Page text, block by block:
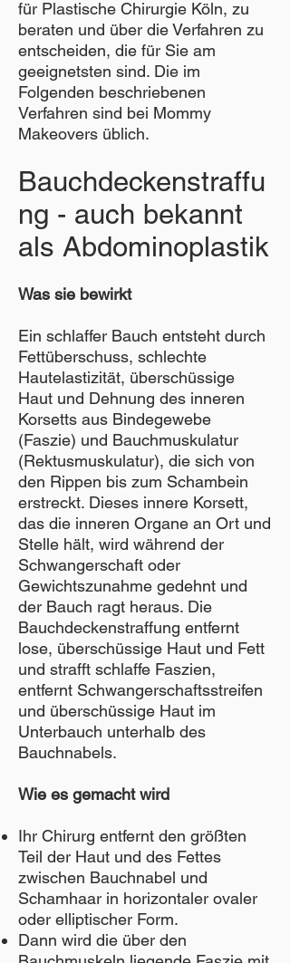
für Plastische Chirurgie Köln, zu
beraten und über die Verfahren zu
entscheiden, die für Sie am
geeignetsten sind. Die im
Folgenden beschriebenen
Verfahren sind bei Mommy
Makeovers üblich.
Bauchdeckenstraffu
ng - auch bekannt
als Abdominoplastik
Was sie bewirkt
Ein schlaffer Bauch entsteht durch
Fettüberschuss, schlechte
Hautelastizität, überschüssige
Haut und Dehnung des inneren
Korsetts aus Bindegewebe
(Faszie) und Bauchmuskulatur
(Rektusmuskulatur), die sich von
den Rippen bis zum Schambein
erstreckt. Dieses innere Korsett,
das die inneren Organe an Ort und
Stelle hält, wird während der
Schwangerschaft oder
Gewichtszunahme gedehnt und
der Bauch ragt heraus. Die
Bauchdeckenstraffung entfernt
lose, überschüssige Haut und Fett
und strafft schlaffe Faszien,
entfernt Schwangerschaftsstreifen
und überschüssige Haut im
Unterbauch unterhalb des
Bauchnabels.
Wie es gemacht wird
Ihr Chirurg entfernt den größten
Teil der Haut und des Fettes
zwischen Bauchnabel und
Schamhaar in horizontaler ovaler
oder elliptischer Form.
Dann wird die über den